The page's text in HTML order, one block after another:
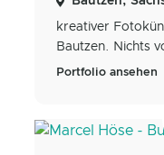
kreativer
Bautzen. Nichts
Portfolio ansehen